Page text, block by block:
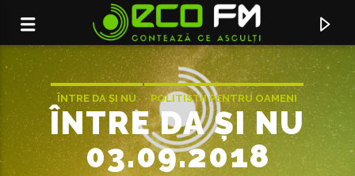
ÎNTRE DA ȘI NU POLITISTII PENTRU OAMENI
ÎNTRE DA ȘI NU
03.09.2018